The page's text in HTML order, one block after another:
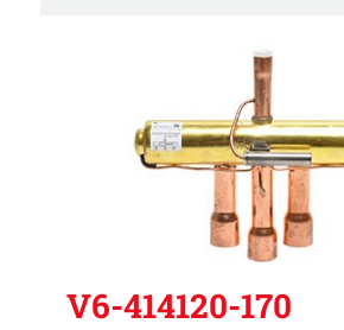
V6-414120-170